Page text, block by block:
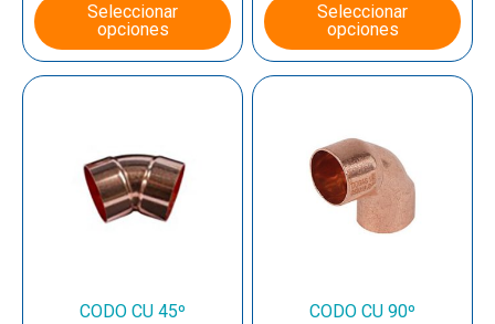
Seleccionar
opciones
Seleccionar
opciones
CODO CU 45º CODO CU 90º